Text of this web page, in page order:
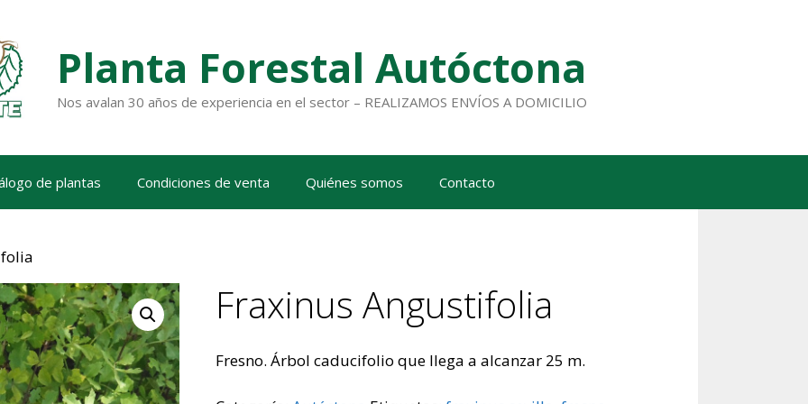
Planta Forestal Autóctona
Nos avalan 30 años de experiencia en el sector – REALIZAMOS ENVÍOS A DOMICILIO
de plantas Condiciones de venta Quiénes somos Contacto
Fraxinus Angustifolia
Fresno. Árbol caducifolio que llega a alcanzar 25 m.